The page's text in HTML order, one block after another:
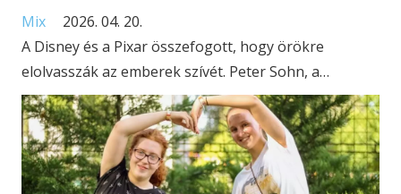
Mix
2026. 04. 20.
A Disney és a Pixar összefogott, hogy örökre
elolvasszák az emberek szívét. Peter Sohn, a…